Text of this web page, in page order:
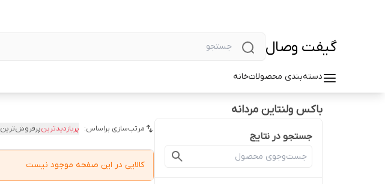
گیفت وصال
دسته‌بندی محصولاتخانه
باکس ولنتاین مردانه
جستجو در نتایج
مرتب‌سازی براساس: پربازدیدترینپرفروش‌ترین
کالایی در این صفحه موجود نیست